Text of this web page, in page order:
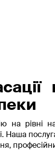
на рівні
Наша